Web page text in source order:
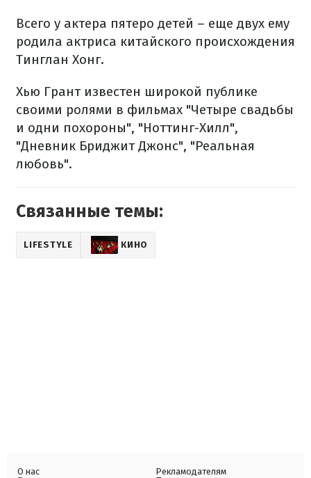
Всего у актера пятеро детей – еще двух ему
родила актриса китайского происхождения
Тинглан Хонг.
Хью Грант известен широкой публике
своими ролями в фильмах "Четыре свадьбы
и одни похороны", "Ноттинг-Хилл",
"Дневник Бриджит Джонс", "Реальная
любовь".
Связанные темы:
LIFESTYLE КИНО
О нас
Рекламодателям